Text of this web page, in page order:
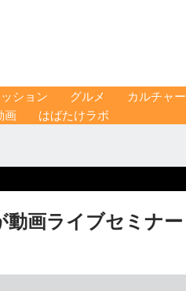
ション グルメ カルチャー
画 はばたけラボ
画ライブセミナー